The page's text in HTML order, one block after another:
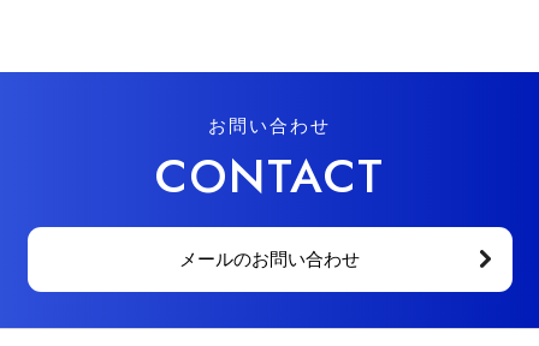
お問い合わせ
CONTACT
メールのお問い合わせ